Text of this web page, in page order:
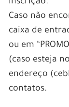
Caso não
caixa de
ou em
(caso esteja
endereço
contatos.